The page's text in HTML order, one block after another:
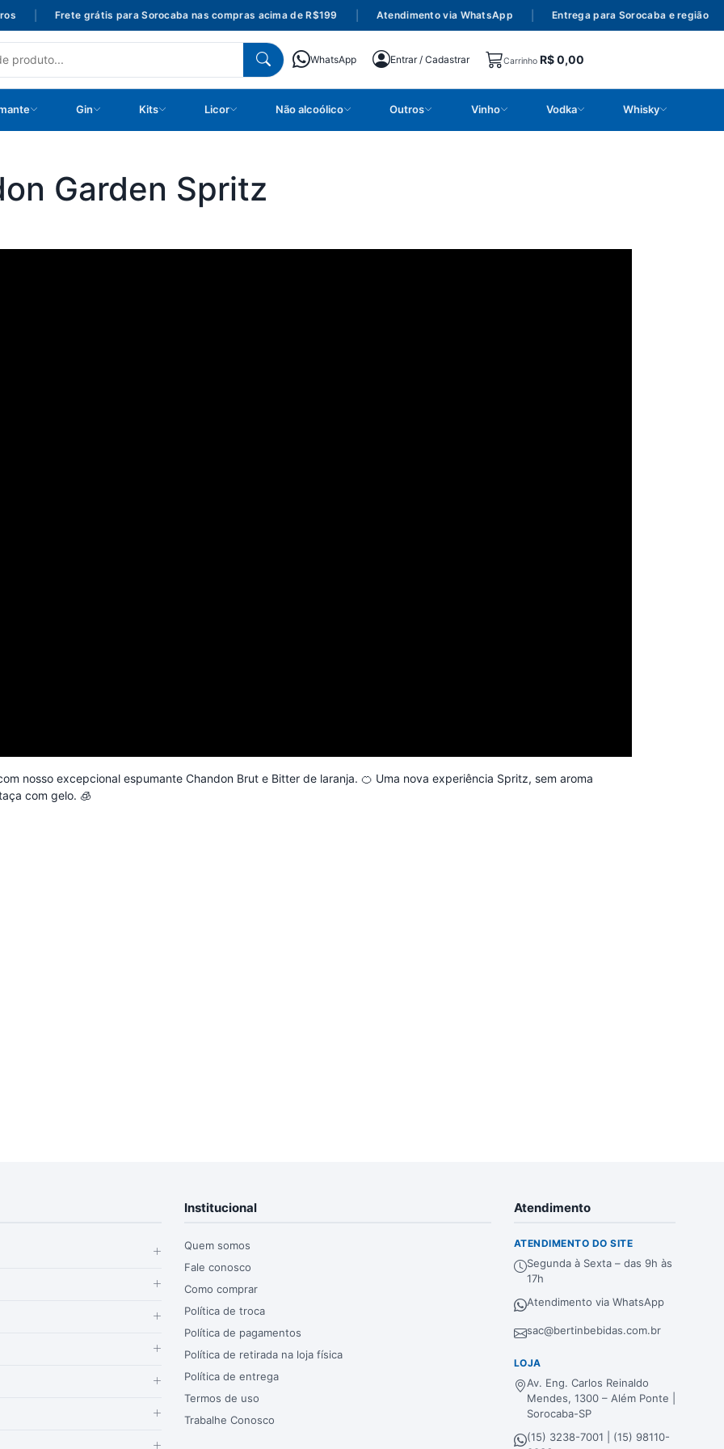
Frete grátis para Sorocaba nas compras acima de R$199 Atendimento via WhatsApp Entrega para Sorocaba e região
WhatsApp Entrar / Cadastrar Carrinho R$0,00
Gin Kits Licor Não alcoólico Outros Vinho Vodka Whisky
Garden Spritz
nosso excepcional espumante Chandon Brut e Bitter de laranja. 🍊 Uma nova experiência Spritz, sem aroma
com gelo. 🧊
Institucional
Quem somos
Fale conosco
Como comprar
Política de troca
Política de pagamentos
Política de retirada na loja física
Política de entrega
Termos de uso
Trabalhe Conosco
Atendimento
ATENDIMENTO DO SITE
Segunda à Sexta – das 9h às
17h
Atendimento via WhatsApp
sac@bertinbebidas.com.br
LOJA
Av. Eng. Carlos Reinaldo
Mendes, 1300 – Além Ponte |
Sorocaba-SP
(15) 3238-7001 | (15) 98110-